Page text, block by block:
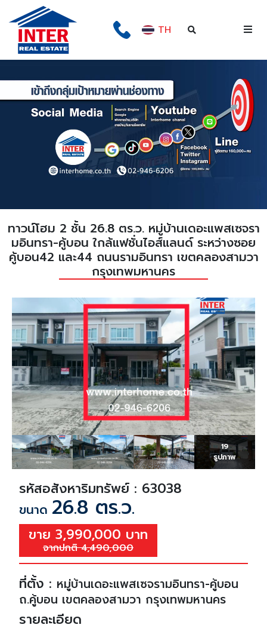
TH
ทาวน์โฮม 2 ชั้น 26.8 ตร.ว. หมู่บ้านเดอะแพสเซจรา
มอินทรา-คู้บอน ใกล้แฟชั่นไอส์แลนด์ ระหว่างซอย
คู้บอน42 และ44 ถนนรามอินทรา เขตคลองสามวา
กรุงเทพมหานคร
19
รูปภาพ
รหัสอสังหาริมทรัพย์ : 63038
ขนาด 26.8 ตร.ว.
ขาย 3,990,000 บาท
จากปกติ 4,490,000
ที่ตั้ง : หมู่บ้านเดอะแพสเซจรามอินทรา-คู้บอน
ถ.คู้บอน เขตคลองสามวา กรุงเทพมหานคร
รายละเอียด